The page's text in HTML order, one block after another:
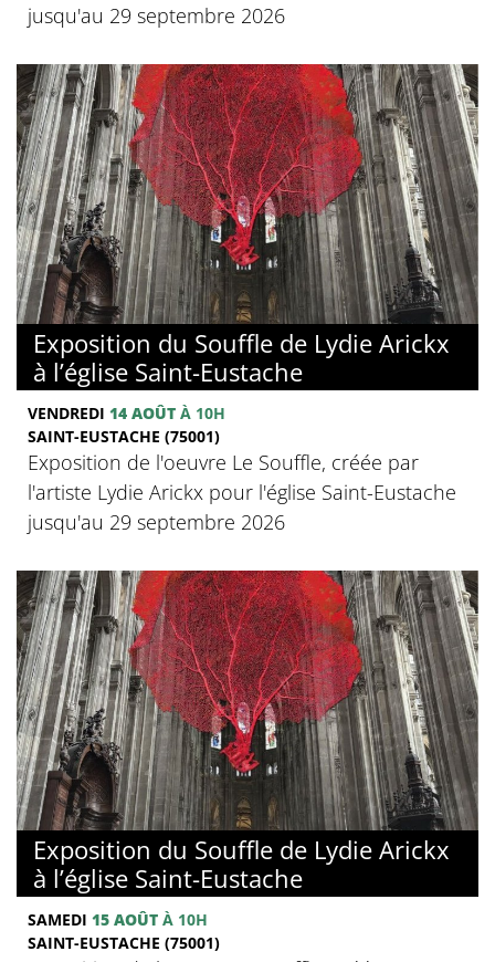
jusqu'au 29 septembre 2026
Exposition du Souffle de Lydie Arickx
à l’église Saint-Eustache
VENDREDI 14 AOÛT À 10H
SAINT-EUSTACHE (75001)
Exposition de l'oeuvre Le Souffle, créée par
l'artiste Lydie Arickx pour l'église Saint-Eustache
jusqu'au 29 septembre 2026
Exposition du Souffle de Lydie Arickx
à l’église Saint-Eustache
SAMEDI 15 AOÛT À 10H
SAINT-EUSTACHE (75001)